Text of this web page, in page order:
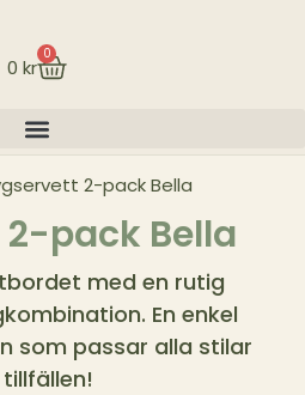
0 kr
0
2-pack Bella
pack Bella
med en rutig
En enkel
som passar alla stilar